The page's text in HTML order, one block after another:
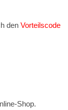
den Vorteilscode
Shop.